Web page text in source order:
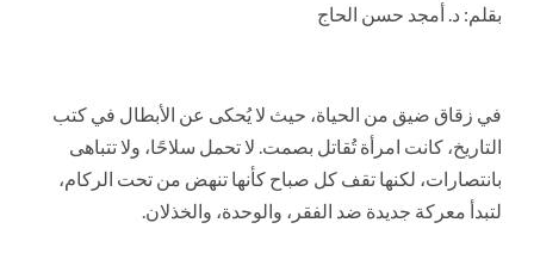
بقلم: د. أمجد حسن الحاج
في زقاق ضيق من الحياة، حيث لا يُحكى عن الأبطال في كتب
التاريخ، كانت امرأة تُقاتل بصمت. لا تحمل سلاحًا، ولا تتباهى
بانتصارات، لكنها تقف كل صباح كأنها تنهض من تحت الركام،
لتبدأ معركة جديدة ضد الفقر، والوحدة، والخذلان.